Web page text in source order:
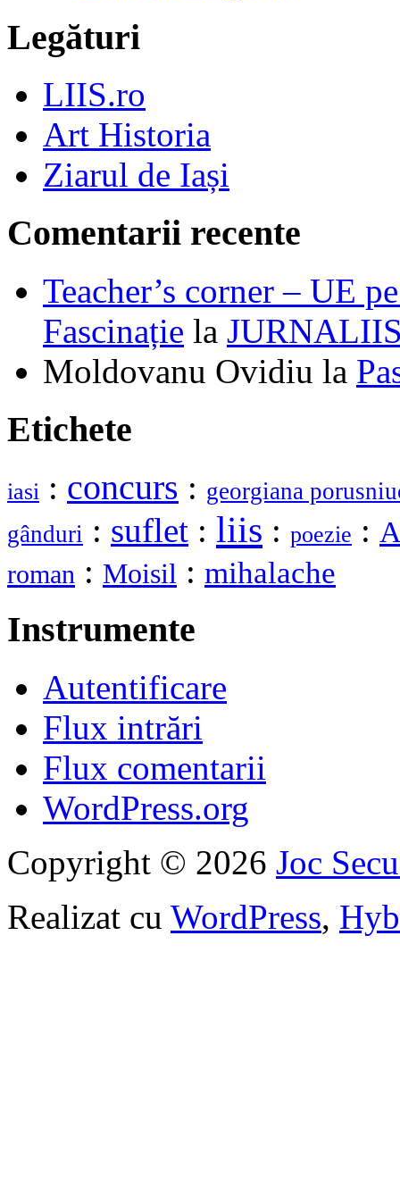
Legături
LIIS.ro
Art Historia
Ziarul de Iași
Comentarii recente
Teacher’s corner – UE
Fascinație la
Moldovanu Ovidiu la
Etichete
iasi : concurs : georgiana
gânduri : suflet : liis : poezie :
roman : Moisil : mihalache
Instrumente
Autentificare
Flux intrări
Flux comentarii
WordPress.org
Copyright © 2026 Joc
Realizat cu WordPress,